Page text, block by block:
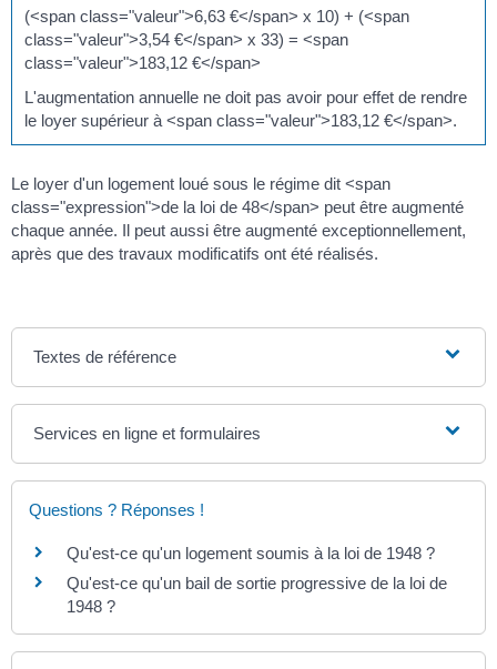
(<span class="valeur">6,63 €</span> x 10) + (<span
class="valeur">3,54 €</span> x 33) = <span
class="valeur">183,12 €</span>
L'augmentation annuelle ne doit pas avoir pour effet de rendre
le loyer supérieur à <span class="valeur">183,12 €</span>.
Le loyer d'un logement loué sous le régime dit <span
class="expression">de la loi de 48</span> peut être augmenté
chaque année. Il peut aussi être augmenté exceptionnellement,
après que des travaux modificatifs ont été réalisés.
Textes de référence
Services en ligne et formulaires
Questions ? Réponses !
Qu'est-ce qu'un logement soumis à la loi de 1948 ?
Qu'est-ce qu'un bail de sortie progressive de la loi de
1948 ?